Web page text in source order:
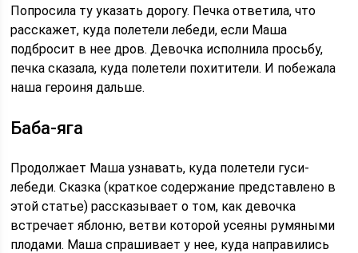
Попросила ту указать дорогу. Печка ответила, что
расскажет, куда полетели лебеди, если Маша
подбросит в нее дров. Девочка исполнила просьбу,
печка сказала, куда полетели похитители. И побежала
наша героиня дальше.
Баба-яга
Продолжает Маша узнавать, куда полетели гуси-
лебеди. Сказка (краткое содержание представлено в
этой статье) рассказывает о том, как девочка
встречает яблоню, ветви которой усеяны румяными
плодами. Маша спрашивает у нее, куда направились